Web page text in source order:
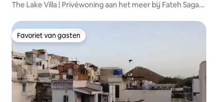
The Lake Villa | Privéwoning aan het meer bij Fateh Sagar
Favoriet van gasten
Favoriet van gasten